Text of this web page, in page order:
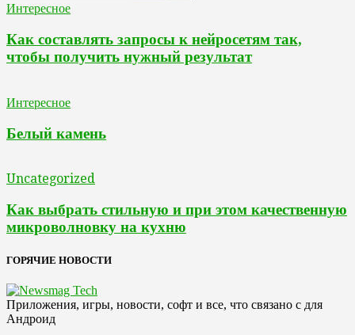
Интересное
Как составлять запросы к нейросетям так,
чтобы получить нужный результат
Интересное
Белый камень
Uncategorized
Как выбрать стильную и при этом качественную
микроволновку на кухню
ГОРЯЧИЕ НОВОСТИ
Приложения, игры, новости, софт и все, что связано с для
Андроид